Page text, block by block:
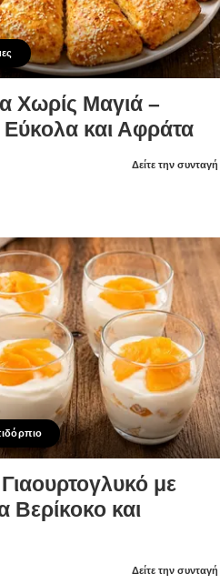
Χωρίς Μαγιά –
και Αφράτα
Δείτε την συνταγή
με
Βερίκοκο και
Δείτε την συνταγή